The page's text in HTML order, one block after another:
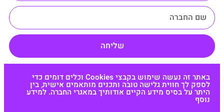
שליחה
באתר זה נעשה שימוש בקבצי Cookies וכלים דומים כדי
לספק לך חווית גלישה טובה ותכנים מותאמים אישית, בין
היתר על בסיס מידע הקיים אודותיך במאגרי החברה. למידע
נוסף